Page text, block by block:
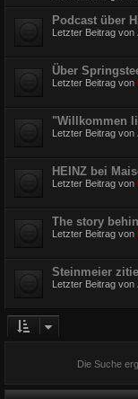
Podcast über
Letzter Beitrag von
Über
Letzter Beitrag von
"Willkommen
Letzter Beitrag von
HEINZ bei
Letzter Beitrag von
The story
Letzter Beitrag von
Steinmeier
Letzter Beitrag von
Die Suche